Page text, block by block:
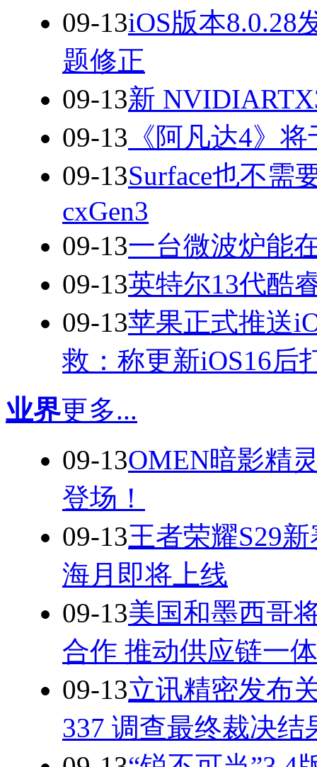
09-13iOS版本8.0.28
题修正
09-13新
09-13 《阿凡达4》
09-13Surface也不需
cxGen3
09-13一台微波炉能
09-13英特尔13代酷
09-13苹果正式推送
救：称更新iOS16后
业界更多...
09-13OMEN暗影精
登场！
09-13王者荣耀S29
海月即将上线
09-13美国和墨西哥
合作 推动供应链一体
09-13立讯精密发布
337 调查最终裁决结